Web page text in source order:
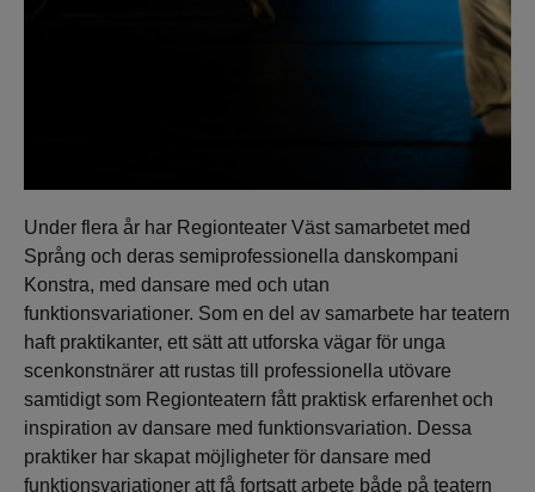
Under flera år har Regionteater Väst samarbetet med
Språng och deras semiprofessionella danskompani
Konstra, med dansare med och utan
funktionsvariationer. Som en del av samarbete har teatern
haft praktikanter, ett sätt att utforska vägar för unga
scenkonstnärer att rustas till professionella utövare
samtidigt som Regionteatern fått praktisk erfarenhet och
inspiration av dansare med funktionsvariation. Dessa
praktiker har skapat möjligheter för dansare med
funktionsvariationer att få fortsatt arbete både på teatern